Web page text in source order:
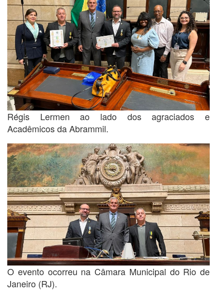
Régis Lermen ao lado dos agraciados e
Acadêmicos da Abrammil.
O evento ocorreu na Câmara Municipal do Rio de
Janeiro (RJ).